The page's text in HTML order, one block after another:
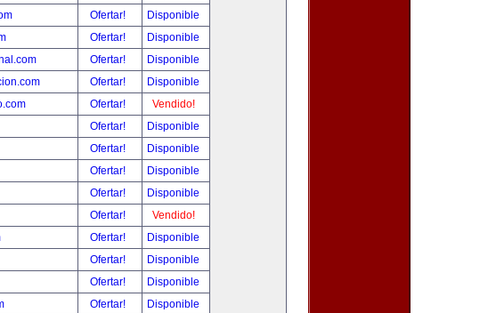
Ofertar!
Disponible
Ofertar!
Disponible
Ofertar!
Disponible
Ofertar!
Disponible
Ofertar!
Vendido!
Ofertar!
Disponible
Ofertar!
Disponible
Ofertar!
Disponible
Ofertar!
Disponible
Ofertar!
Vendido!
Ofertar!
Disponible
Ofertar!
Disponible
Ofertar!
Disponible
Ofertar!
Disponible